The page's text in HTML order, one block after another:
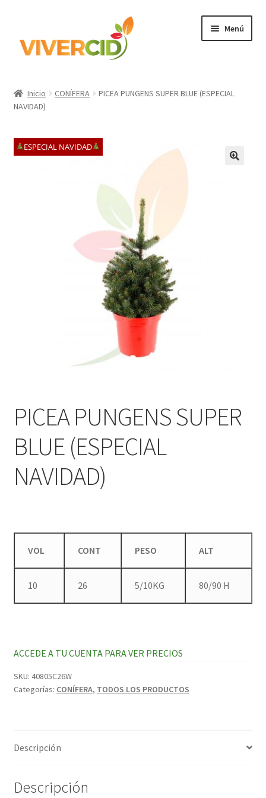
contenido
Menú
Categorías
hijo
Regístrate para comprar
Inicio CONÍFERA
PICEA PUNGENS SUPER BLUE (ESPECIAL
NAVIDAD)
ESPECIAL NAVIDAD
PICEA PUNGENS SUPER
BLUE (ESPECIAL
NAVIDAD)
VOL CONT PESO ALT
10 26 5/10KG 80/90 H
ACCEDE A TU CUENTA PARA VER PRECIOS
SKU: 40805C26W
Categorías: CONÍFERA, TODOS LOS PRODUCTOS
Descripción
Descripción